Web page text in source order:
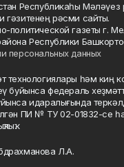
Республикаһы Мәләүез
гәзитенең рәсми сайты.
политической газеты г.
Республики
персональных данных
технологиялары һәм киң
буйынса федераль
идаралығында
ПИ № ТУ 02-01832-се
Л.А.